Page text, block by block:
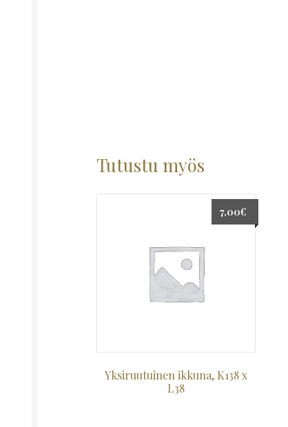
Tutustu myös
Yksiruutuinen ikkuna, K138 x
L38
7,00€